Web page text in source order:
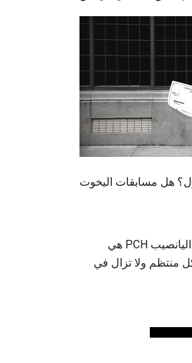
بعض الناس يشعرون بالقلق لأنهم لا يعرفون أي شخص فاز في أي وقت مضى ، لا يتم منح الجوائز أبداً ، وأن اليانصيب PCH هي
منتظم ولا تزال في